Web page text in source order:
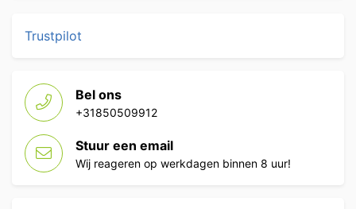
Trustpilot
Bel ons
+31850509912
Stuur een email
Wij reageren op werkdagen binnen 8 uur!